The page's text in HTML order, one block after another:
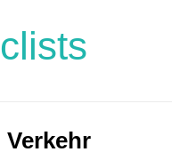
Verkehr